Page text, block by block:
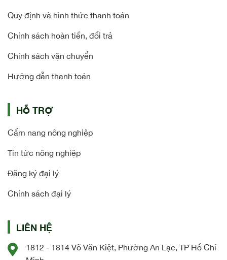
Quy định và hình thức thanh toán
Chính sách hoàn tiền, đổi trả
Chính sách vận chuyển
Hướng dẫn thanh toán
HỖ TRỢ
Cẩm nang nông nghiệp
Tin tức nông nghiệp
Đăng ký đại lý
Chính sách đại lý
LIÊN HỆ
1812 - 1814 Võ Văn Kiệt, Phường An Lạc, TP Hồ Chí